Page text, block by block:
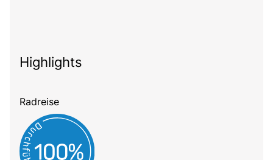
Highlights
Radreise